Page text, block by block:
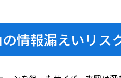
情報漏えいリス